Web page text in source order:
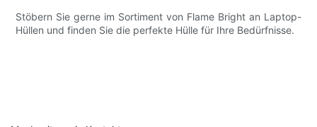
Stöbern Sie gerne im Sortiment von Flame Bright an Laptop-
Hüllen und finden Sie die perfekte Hülle für Ihre Bedürfnisse.